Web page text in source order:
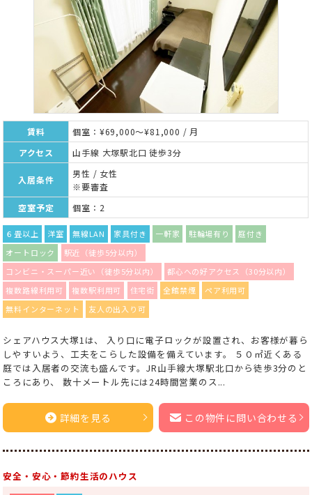
賃料
個室：¥69,000～¥81,000 / 月
アクセス
山手線 大塚駅北口 徒歩3分
入居条件
男性 / 女性
※要審査
空室予定
個室：2
６畳以上 洋室 無線LAN 家具付き 一軒家 駐輪場有り
庭付き
オートロック
駅近（徒歩5分以内）
コンビニ・スーパー近い（徒歩5分以内）
都心への好アクセス（30分以内）
複数路線利用可
複数駅利用可 住宅街 全館禁煙
ペア利用可
無料インターネット
友人の出入り可
シェアハウス大塚1は、 入り口に電子ロックが設置され、お客様が暮ら
しやすいよう、工夫をこらした設備を備えています。 ５０㎡近くある
庭では入居者の交流も盛んです。JR山手線大塚駅北口から徒歩3分のと
ころにあり、 数十メートル先には24時間営業のス...
詳細を見る この物件に問い合わせる
安全・安心・節約生活のハウス